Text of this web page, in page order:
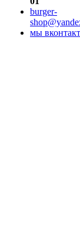
burger-
мы